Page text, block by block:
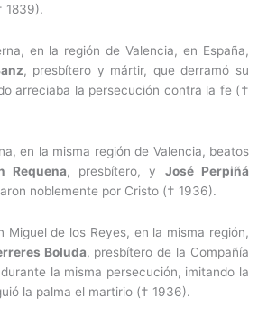
1839).
en la región de Valencia, en España,
, presbítero y mártir, que derramó su
arreciaba la persecución contra la fe (†
en la misma región de Valencia, beatos
Requena, presbítero, y José Perpiñá
noblemente por Cristo († 1936).
Miguel de los Reyes, en la misma región,
Boluda, presbítero de la Compañía
la misma persecución, imitando la
la palma el martirio († 1936).